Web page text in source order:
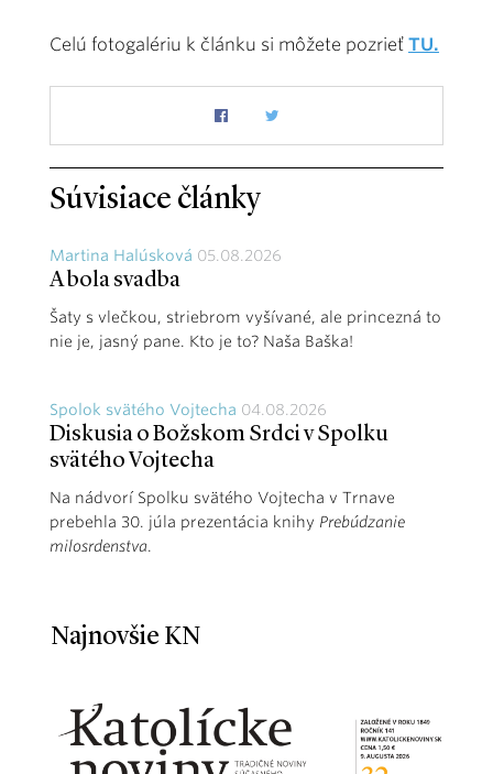
Celú fotogalériu k článku si môžete pozrieť TU.
Súvisiace články
Martina Halúsková 05.08.2026
A bola svadba
Šaty s vlečkou, striebrom vyšívané, ale princezná to
nie je, jasný pane. Kto je to? Naša Baška!
Spolok svätého Vojtecha 04.08.2026
Diskusia o Božskom Srdci v Spolku
svätého Vojtecha
Na nádvorí Spolku svätého Vojtecha v Trnave
prebehla 30. júla prezentácia knihy Prebúdzanie
milosrdenstva.
Najnovšie KN